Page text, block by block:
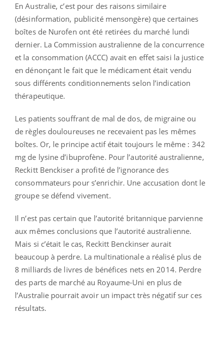
En Australie, c’est pour des raisons similaire
(désinformation, publicité mensongère) que certaines
boîtes de Nurofen ont été retirées du marché lundi
dernier. La Commission australienne de la concurrence
et la consommation (ACCC) avait en effet saisi la justice
en dénonçant le fait que le médicament était vendu
sous différents conditionnements selon l’indication
thérapeutique.
Les patients souffrant de mal de dos, de migraine ou
de règles douloureuses ne recevaient pas les mêmes
boîtes. Or, le principe actif était toujours le même : 342
mg de lysine d’ibuprofène. Pour l’autorité australienne,
Reckitt Benckiser a profité de l’ignorance des
consommateurs pour s’enrichir. Une accusation dont le
groupe se défend vivement.
Il n’est pas certain que l’autorité britannique parvienne
aux mêmes conclusions que l’autorité australienne.
Mais si c’était le cas, Reckitt Benckinser aurait
beaucoup à perdre. La multinationale a réalisé plus de
8 milliards de livres de bénéfices nets en 2014. Perdre
des parts de marché au Royaume-Uni en plus de
l’Australie pourrait avoir un impact très négatif sur ces
résultats.